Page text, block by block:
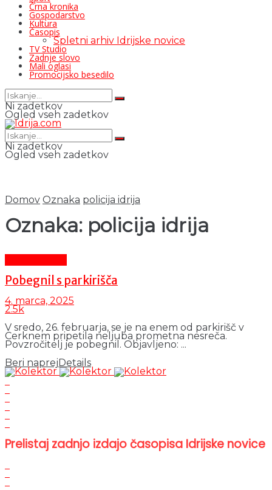
Črna kronika
Gospodarstvo
Kultura
Časopis
Spletni arhiv Idrijske novice
TV Studio
Zadnje slovo
Mali oglasi
Promocijsko besedilo
Ni zadetkov
Ogled vseh zadetkov
Ni zadetkov
Ogled vseh zadetkov
Domov Oznaka policija idrija
Oznaka: policija idrija
Pobegnil s parkirišča
4. marca, 2025
2.5k
V sredo, 26. februarja, se je na enem od parkirišč v
Cerknem pripetila neljuba prometna nesreča.
Povzročitelj je pobegnil. Objavljeno: ...
Beri naprej Details
Prelistaj zadnjo izdajo časopisa Idrijske novice